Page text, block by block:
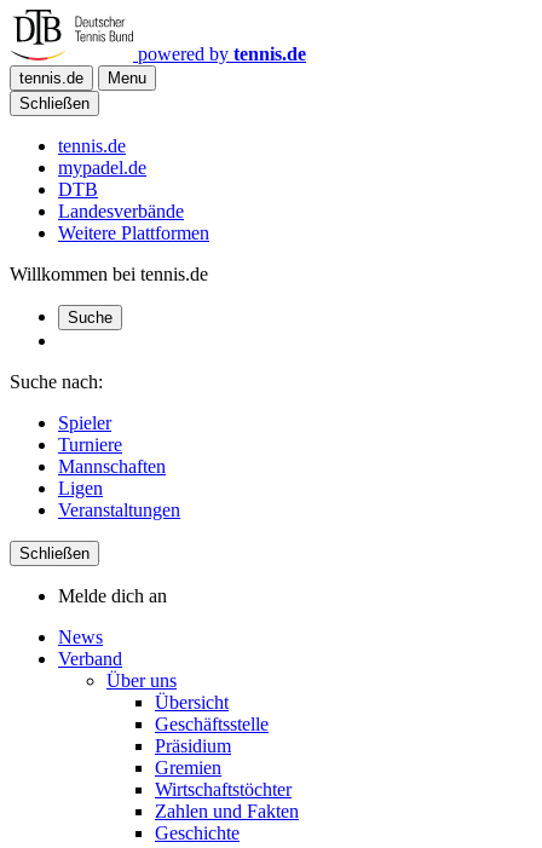
powered by tennis.de
tennis.de
Menu
Schließen
tennis.de
mypadel.de
DTB
Landesverbände
Weitere Plattformen
Willkommen bei tennis.de
Suche
Suche nach:
Spieler
Turniere
Mannschaften
Ligen
Veranstaltungen
Schließen
Melde dich an
News
Verband
Über uns
Übersicht
Geschäftsstelle
Präsidium
Gremien
Wirtschaftstöchter
Zahlen und Fakten
Geschichte